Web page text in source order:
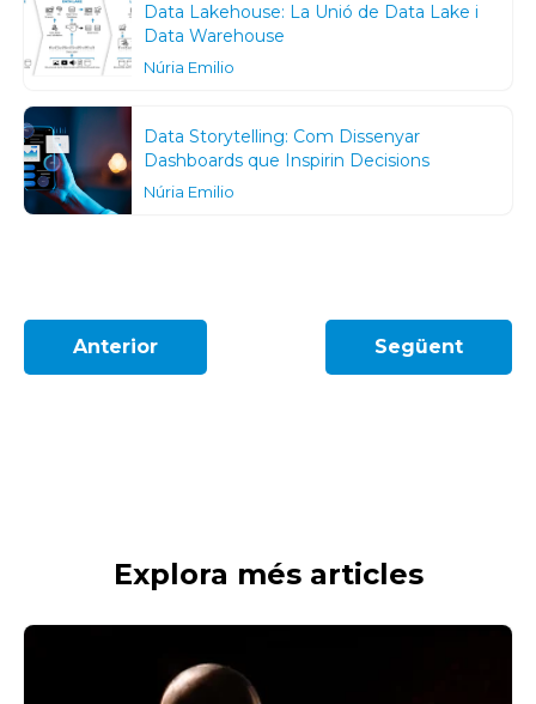
Data Lakehouse: La Unió de Data Lake i
Data Warehouse
Núria Emilio
Data Storytelling: Com Dissenyar
Dashboards que Inspirin Decisions
Núria Emilio
Anterior Següent
Explora més articles